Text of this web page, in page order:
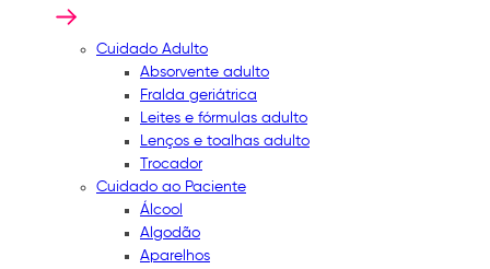
Cuidado Adulto
Absorvente adulto
Fralda geriátrica
Leites e fórmulas adulto
Lenços e toalhas adulto
Trocador
Cuidado ao Paciente
Álcool
Algodão
Aparelhos